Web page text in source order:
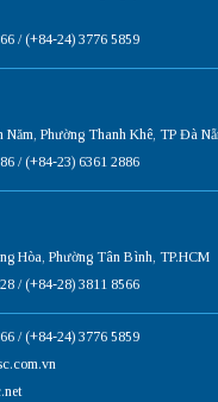
/ (+84-24) 3776 5859
Năm, Phường Thanh Khê, TP Đà
/ (+84-23) 6361 2886
Hòa, Phường Tân Bình, TP.HCM
/ (+84-28) 3811 8566
/ (+84-24) 3776 5859